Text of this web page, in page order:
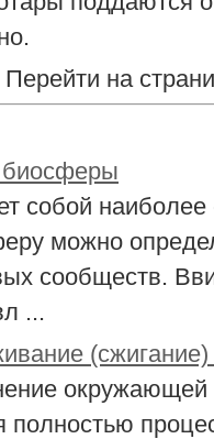
Перейти на
биосферы
собой
можно
сообществ.
...
полностью